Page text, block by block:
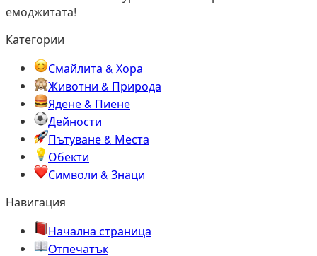
емоджитата!
Категории
Смайлита & Хора
Животни & Природа
Ядене & Пиене
Дейности
Пътуване & Места
Обекти
Символи & Знаци
Навигация
Начална страница
Oтпечатък